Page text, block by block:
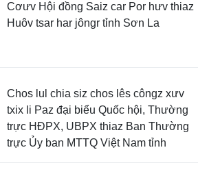
Cơưv Hội đồng Saiz car Por hưv thiaz
Huôv tsar har jôngr tỉnh Sơn La
Chos lul chia siz chos lês côngz xưv
txix li Paz đại biểu Quốc hội, Thường
trực HĐPX, UBPX thiaz Ban Thường
trực Ủy ban MTTQ Việt Nam tỉnh